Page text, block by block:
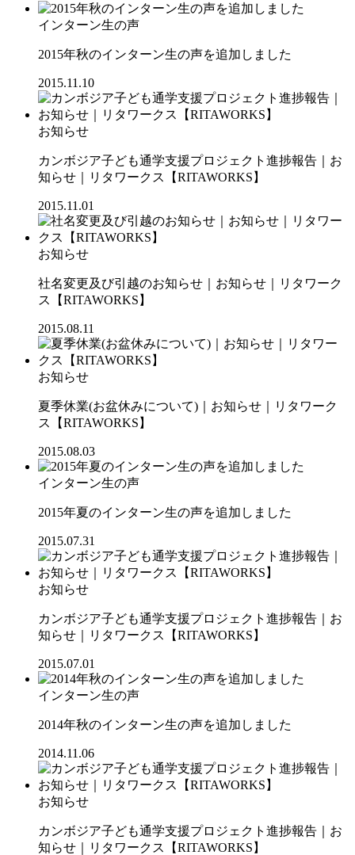
インターン生の声
2015年秋のインターン生の声を追加しました
2015.11.10
お知らせ
カンボジア子ども通学支援プロジェクト進捗報告｜お
知らせ｜リタワークス【RITAWORKS】
2015.11.01
お知らせ
社名変更及び引越のお知らせ｜お知らせ｜リタワーク
ス【RITAWORKS】
2015.08.11
お知らせ
夏季休業(お盆休みについて)｜お知らせ｜リタワーク
ス【RITAWORKS】
2015.08.03
インターン生の声
2015年夏のインターン生の声を追加しました
2015.07.31
お知らせ
カンボジア子ども通学支援プロジェクト進捗報告｜お
知らせ｜リタワークス【RITAWORKS】
2015.07.01
インターン生の声
2014年秋のインターン生の声を追加しました
2014.11.06
お知らせ
カンボジア子ども通学支援プロジェクト進捗報告｜お
知らせ｜リタワークス【RITAWORKS】